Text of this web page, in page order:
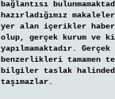
bağlantısı
hazırladığımız
yer alan içerikler
olup, gerçek kurum ve
yapılmamaktadır.
benzerlikleri tamamen
bilgiler taslak
taşımazlar.